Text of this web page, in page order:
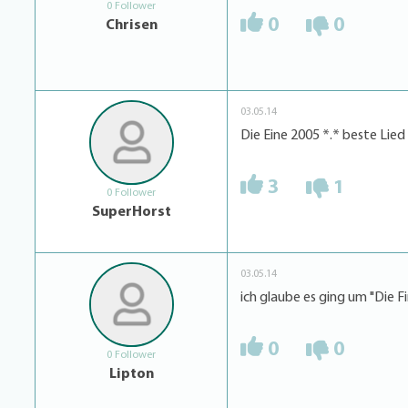
0 Follower
Chrisen 0 0
0 Follower
SuperHorst
03.05.14
Die Eine 2005 *.* beste Lied
3 1
0 Follower
Lipton
03.05.14
ich glaube es ging um "Die
0 0